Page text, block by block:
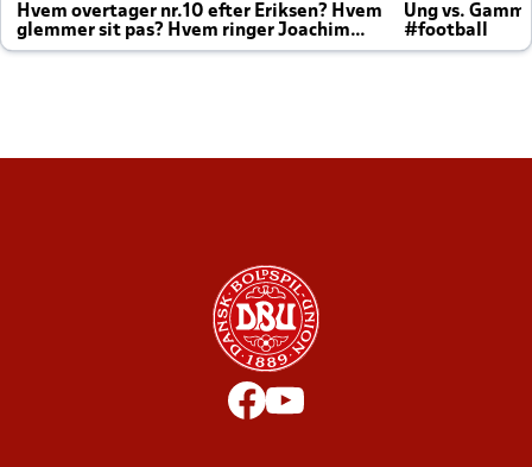
Hvem overtager nr.10 efter Eriksen? Hvem
glemmer sit pas? Hvem ringer Joachim
altid til efter kampe?
Ung vs.
#football